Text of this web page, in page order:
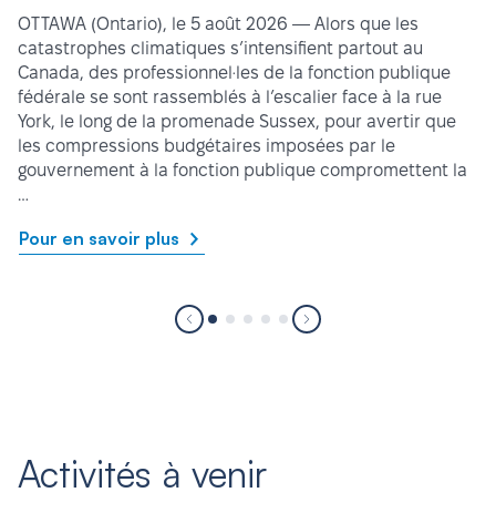
OTTAWA (Ontario), le 5 août 2026 — Alors que les
catastrophes climatiques s’intensifient partout au
Canada, des professionnel·les de la fonction publique
fédérale se sont rassemblés à l’escalier face à la rue
York, le long de la promenade Sussex, pour avertir que
les compressions budgétaires imposées par le
gouvernement à la fonction publique compromettent la
…
Pour en savoir plus
Activités à venir